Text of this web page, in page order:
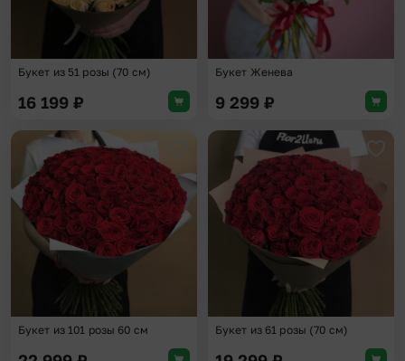
Букет из 51 розы (70 см)
16 199 ₽
Букет Женева
9 299 ₽
Добавить в избранное
Букет из 101 розы 60 см Букет из 61 розы (70 см)